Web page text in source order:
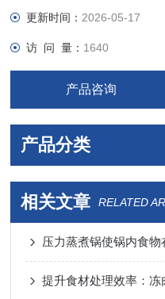
更新时间： 2026-05-17
访 问 量： 1640
产品咨询
产品分类
相关文章 RELATED
压力蒸煮锅使锅内食